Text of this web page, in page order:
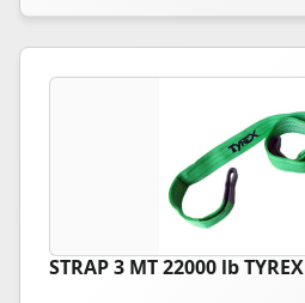
STRAP 3 MT 22000 lb TYREX